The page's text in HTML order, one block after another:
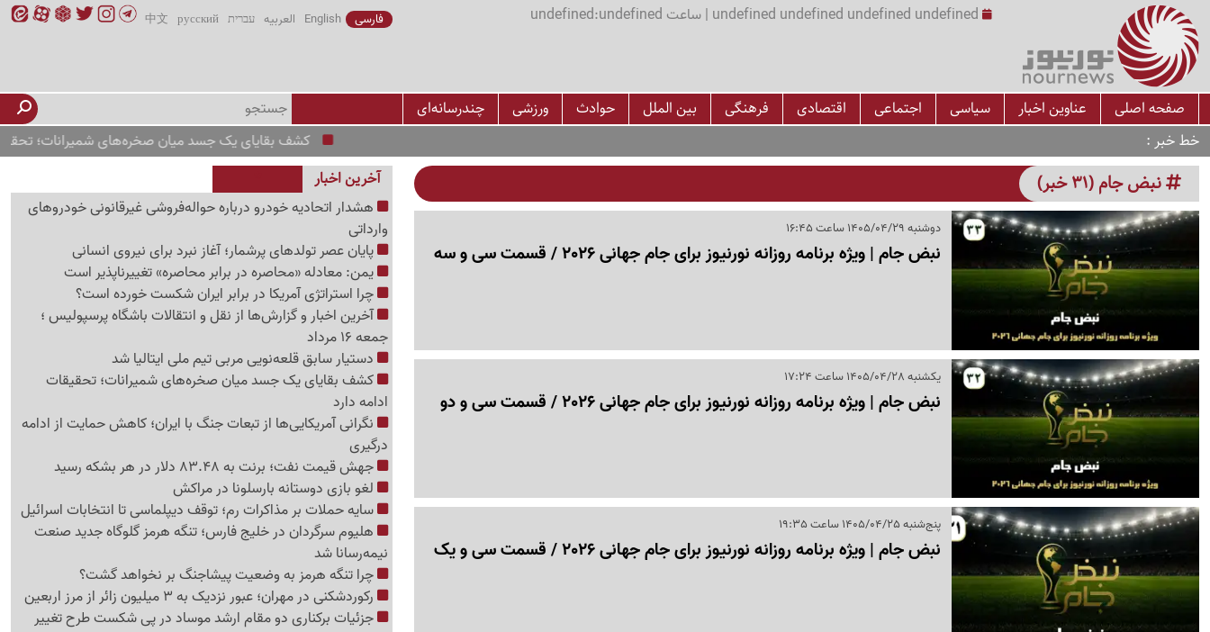
undefined undefined undefined undefined | ساعت undefined:undefined فارسی English العربیه עברית русский
中文
صفحه اصلی عناوین اخبار سیاسی اجتماعی اقتصادی فرهنگی بین الملل حوادث ورزشی
چندرسانه‌ای
خط خبر
کشف بقایای یک جسد میان صخره‌های شمیرانات؛ تحقیقات
نبض جام (31 خبر)
دوشنبه 1405/04/29 ساعت 16:45
نبض جام | ویژه برنامه روزانه نورنیوز برای جام جهانی 2026 / قسمت سی‌ و سه
یکشنبه 1405/04/28 ساعت 17:24
نبض جام | ویژه برنامه روزانه نورنیوز برای جام جهانی 2026 / قسمت سی‌ و دو
پنج‌شنبه 1405/04/25 ساعت 19:35
نبض جام | ویژه برنامه روزانه نورنیوز برای جام جهانی 2026 / قسمت سی‌ و یک
آخرین اخبار
هشدار اتحادیه خودرو درباره حواله‌فروشی غیرقانونی خودروهای
وارداتی
پایان عصر تولدهای پرشمار؛ آغاز نبرد برای نیروی انسانی
یمن: معادله «محاصره در برابر محاصره» تغییرناپذیر است
چرا استراتژی آمریکا در برابر ایران شکست خورده است؟
آخرین اخبار و گزارش‌ها از نقل و انتقالات باشگاه پرسپولیس ؛
جمعه 16 مرداد
دستیار سابق قلعه‌نویی مربی تیم ملی ایتالیا شد
کشف بقایای یک جسد میان صخره‌های شمیرانات؛ تحقیقات
ادامه دارد
نگرانی آمریکایی‌ها از تبعات جنگ با ایران؛ کاهش حمایت از ادامه
درگیری
جهش قیمت نفت؛ برنت به 83.48 دلار در هر بشکه رسید
لغو بازی دوستانه بارسلونا در مراکش
سایه حملات بر مذاکرات رم؛ توقف دیپلماسی تا انتخابات اسرائیل
هلیوم سرگردان در خلیج فارس؛ تنگه هرمز گلوگاه جدید صنعت
نیمه‌رسانا شد
چرا تنگه هرمز به وضعیت پیشاجنگ بر نخواهد گشت؟
رکوردشکنی در مهران؛ عبور نزدیک به 3 میلیون زائر از مرز اربعین
جزئیات برکناری دو مقام ارشد موساد در پی شکست طرح تغییر